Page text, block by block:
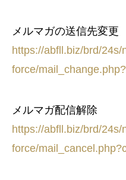
メルマガの送信先変更
https://abfll.biz/brd/24s/
force/
メルマガ配信解除
https://abfll.biz/brd/24s/
force/